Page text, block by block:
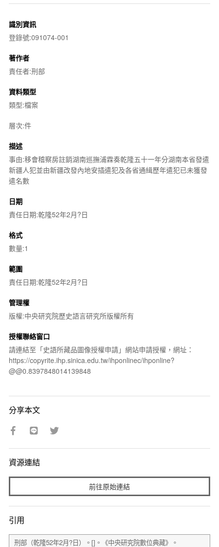
識別資訊
登錄號:091074-001
著作者
責任者:刑部
資料類型
類型:檔案
層次:件
描述
事由:移會稽察房註銷湖南巡撫浦霖奏乾隆五十一年分湖南本省發遣
新疆人犯並由新疆改發內地安插遣犯及各省通緝歷年遣犯已未獲發
遣名數
日期
責任日期:乾隆52年2月?日
格式
數量:1
範圍
責任日期:乾隆52年2月?日
管理權
版權:中央研究院歷史語言研究所版權所有
授權聯絡窗口
請連結至「史語所藏品圖像授權申請」網站申請授權，網址：
https://copyrite.ihp.sinica.edu.tw/ihponlinec/ihponline?
@@0.8397848014139848
分享本文
資源連結
前往原始連結
引用